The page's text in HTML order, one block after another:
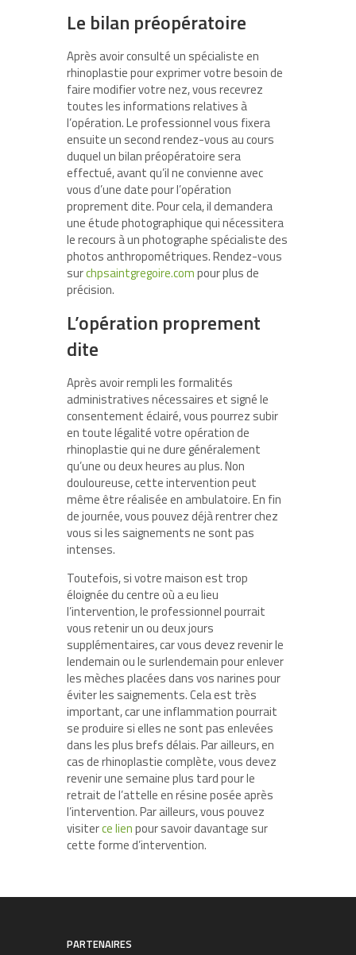
Le bilan préopératoire
Après avoir consulté un spécialiste en
rhinoplastie pour exprimer votre besoin de
faire modifier votre nez, vous recevrez
toutes les informations relatives à
l’opération. Le professionnel vous fixera
ensuite un second rendez-vous au cours
duquel un bilan préopératoire sera
effectué, avant qu’il ne convienne avec
vous d’une date pour l’opération
proprement dite. Pour cela, il demandera
une étude photographique qui nécessitera
le recours à un photographe spécialiste des
photos anthropométriques. Rendez-vous
surchpsaintgregoire.compour plus de
précision.
L’opération proprement
dite
Après avoir rempli les formalités
administratives nécessaires et signé le
consentement éclairé, vous pourrez subir
en toute légalité votre opération de
rhinoplastie qui ne dure généralement
qu’une ou deux heures au plus. Non
douloureuse, cette intervention peut
même être réalisée en ambulatoire. En fin
de journée, vous pouvez déjà rentrer chez
vous si les saignements ne sont pas
intenses.
Toutefois, si votre maison est trop
éloignée du centre où a eu lieu
l’intervention, le professionnel pourrait
vous retenir un ou deux jours
supplémentaires, car vous devez revenir le
lendemain ou le surlendemain pour enlever
les mèches placées dans vos narines pour
éviter les saignements. Cela est très
important, car une inflammation pourrait
se produire si elles ne sont pas enlevées
dans les plus brefs délais. Par ailleurs, en
cas de rhinoplastie complète, vous devez
revenir une semaine plus tard pour le
retrait de l’attelle en résine posée après
l’intervention. Par ailleurs, vous pouvez
visiterce lienpour savoir davantage sur
cette forme d’intervention.
PARTENAIRES